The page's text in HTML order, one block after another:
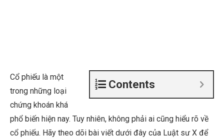
Contents
Cổ phiếu là một
trong những loại
chứng khoán khá
phổ biến hiện nay. Tuy nhiên, không phải ai cũng hiểu rõ về
cổ phiếu. Hãy theo dõi bài viết dưới đây của Luật sư X để